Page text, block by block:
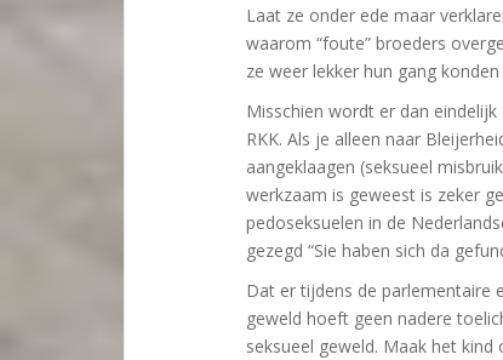
Laat ze onder ede maar
waarom “foute” broeders
ze weer lekker hun gang
Misschien wordt er dan
RKK. Als je alleen naar
aangeklaagen (seksueel
werkzaam is geweest is zeker
pedoseksuelen in de
gezegd “Sie haben sich da
Dat er tijdens de parlementaire
geweld hoeft geen nadere
seksueel geweld. Maak het